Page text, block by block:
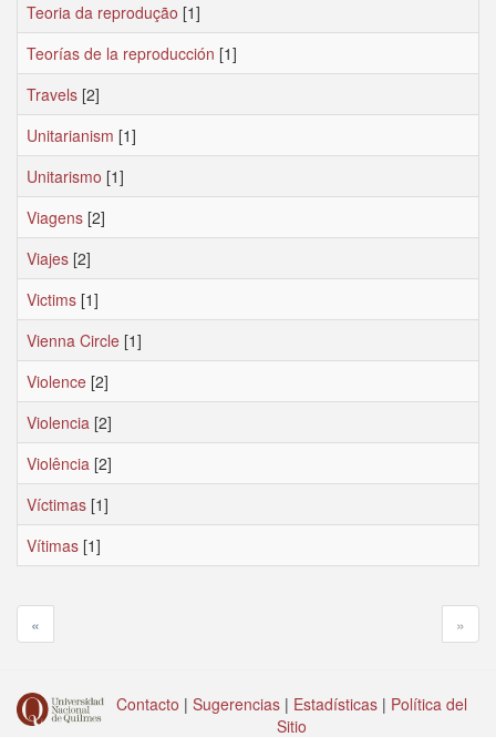
Teoria da reprodução [1]
Teorías de la reproducción [1]
Travels [2]
Unitarianism [1]
Unitarismo [1]
Viagens [2]
Viajes [2]
Victims [1]
Vienna Circle [1]
Violence [2]
Violencia [2]
Violência [2]
Víctimas [1]
Vítimas [1]
« »
Contacto | Sugerencias | Estadísticas | Política del
Sitio